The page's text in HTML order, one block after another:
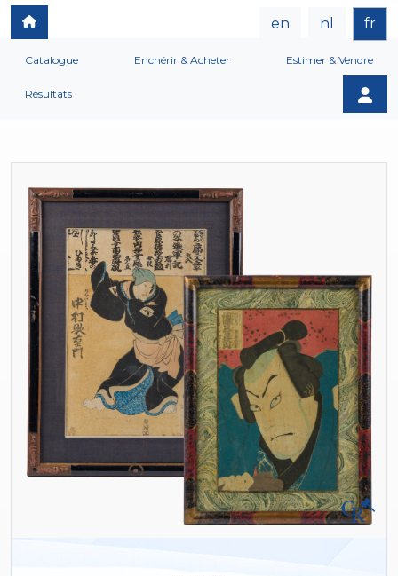
en nl fr
Catalogue Enchérir & Acheter Estimer & Vendre
Résultats